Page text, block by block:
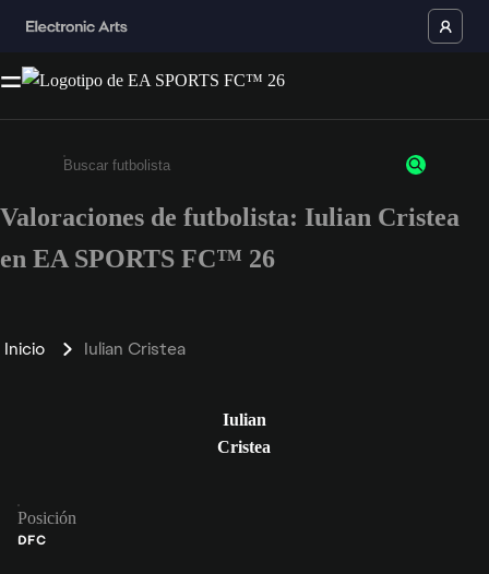
Escribe un mínimo de 3 caracteres o números.
Valoraciones de futbolista: Iulian Cristea
en EA SPORTS FC™ 26
Inicio Iulian Cristea
Iulian
Cristea
Posición
DFC